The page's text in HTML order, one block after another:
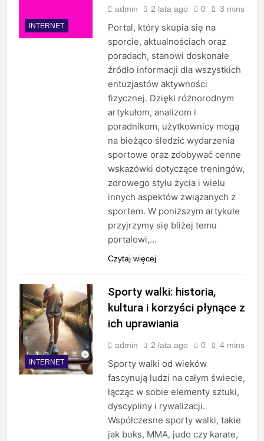
INTERNET
admin 2 lata ago 0 3 mins
Portal, który skupia się na
sporcie, aktualnościach oraz
poradach, stanowi doskonałe
źródło informacji dla wszystkich
entuzjastów aktywności
fizycznej. Dzięki różnorodnym
artykułom, analizom i
poradnikom, użytkownicy mogą
na bieżąco śledzić wydarzenia
sportowe oraz zdobywać cenne
wskazówki dotyczące treningów,
zdrowego stylu życia i wielu
innych aspektów związanych z
sportem. W poniższym artykule
przyjrzymy się bliżej temu
portalowi,…
Czytaj więcej
INTERNET
Sporty walki: historia,
kultura i korzyści płynące z
ich uprawiania
admin 2 lata ago 0 4 mins
Sporty walki od wieków
fascynują ludzi na całym świecie,
łącząc w sobie elementy sztuki,
dyscypliny i rywalizacji.
Współczesne sporty walki, takie
jak boks, MMA, judo czy karate,